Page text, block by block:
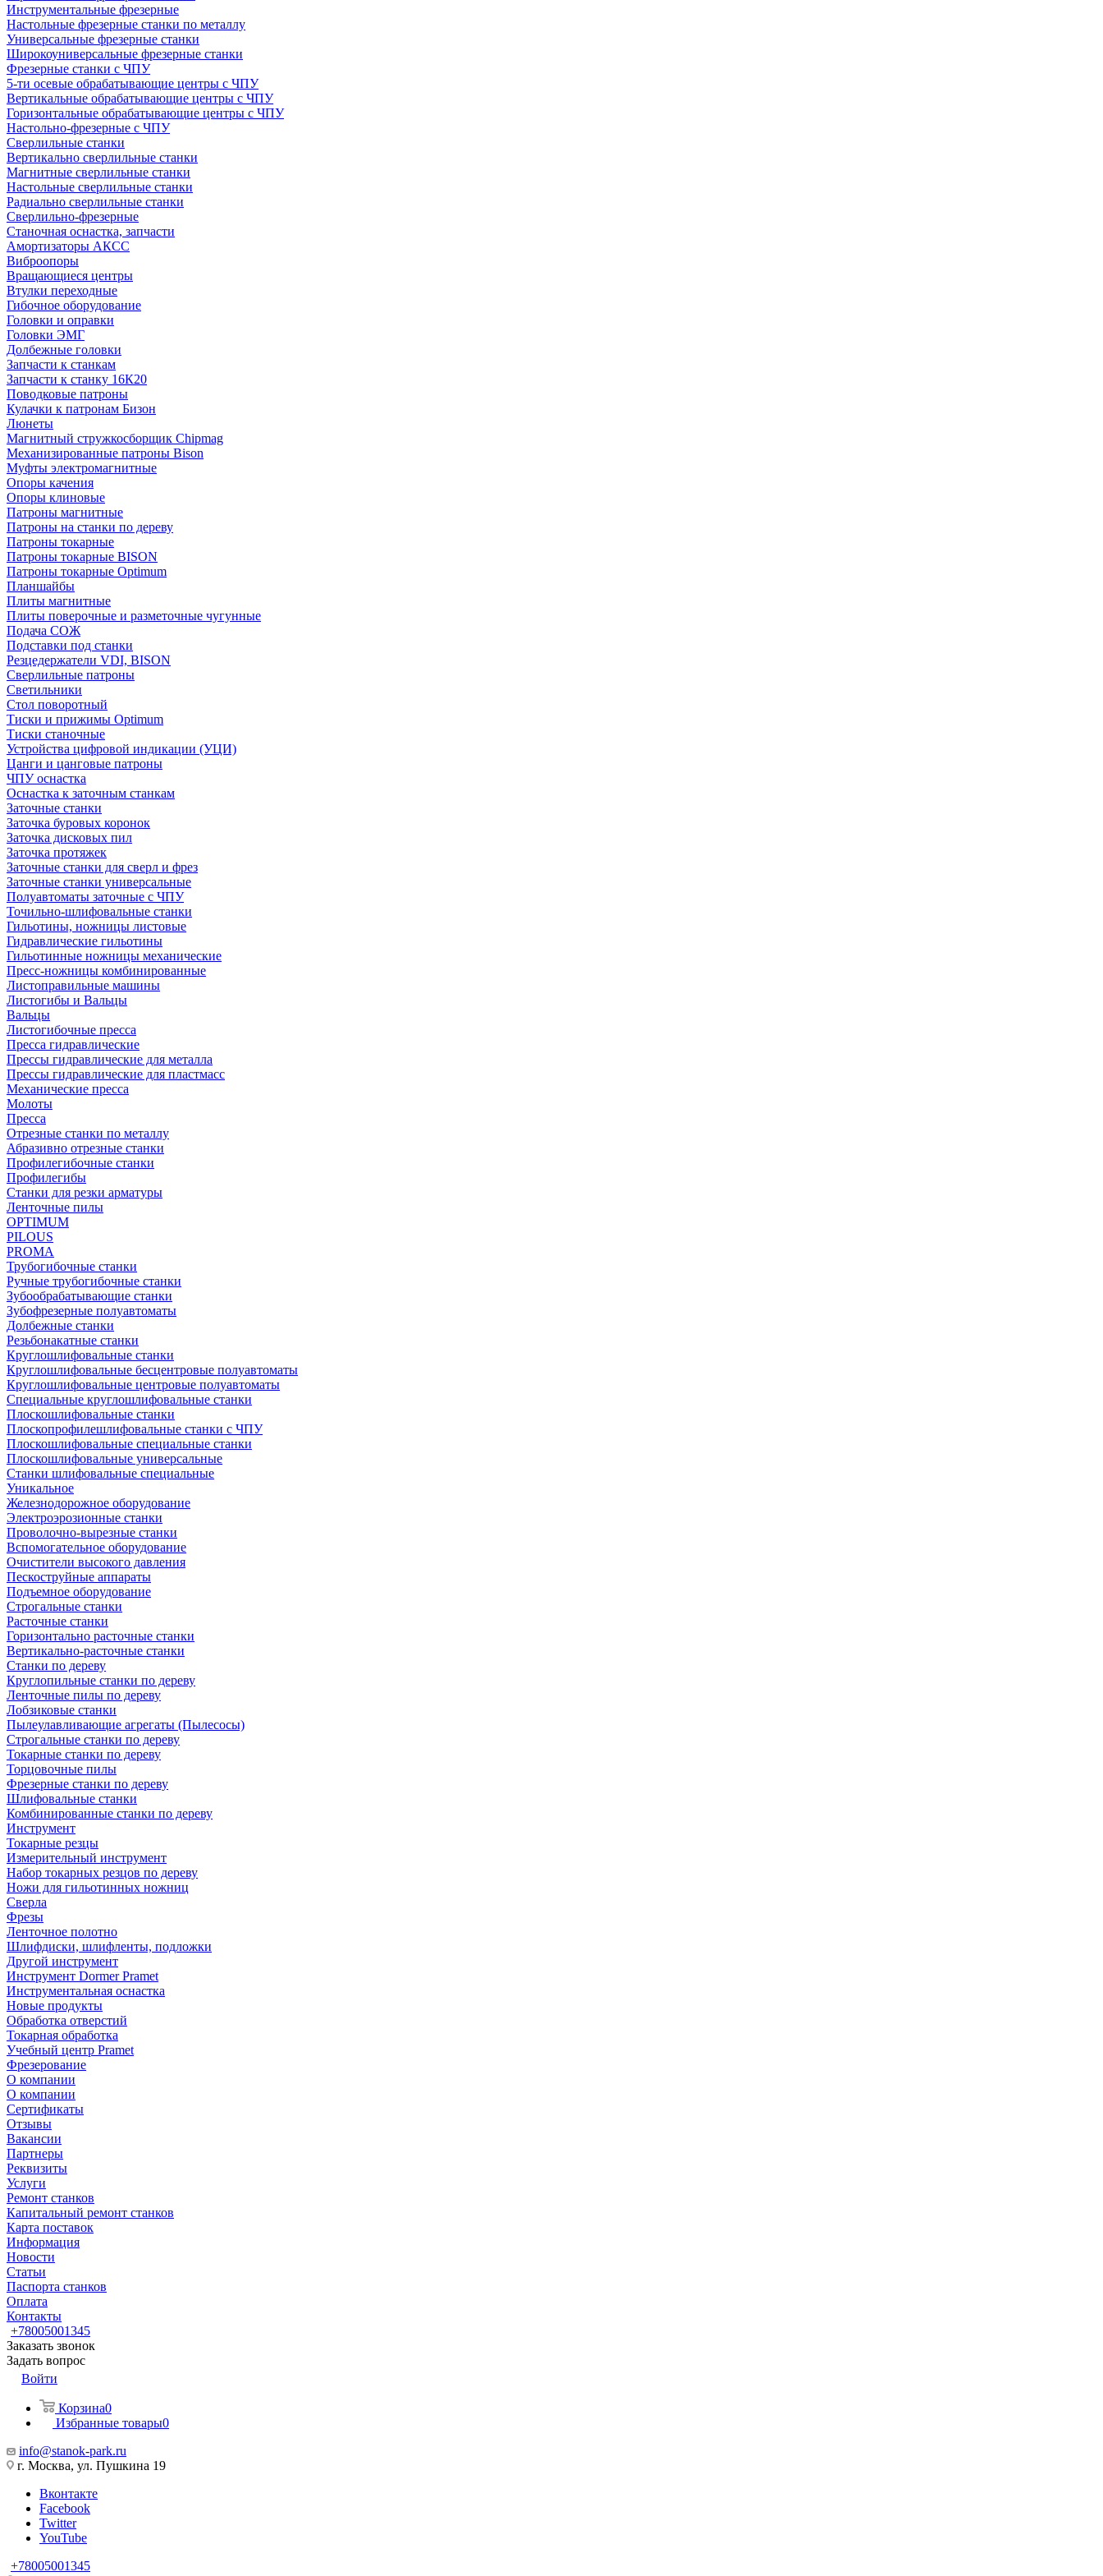
Инструментальные фрезерные
Настольные фрезерные станки по металлу
Универсальные фрезерные станки
Широкоуниверсальные фрезерные станки
Фрезерные станки с ЧПУ
5-ти осевые обрабатывающие центры с ЧПУ
Вертикальные обрабатывающие центры с ЧПУ
Горизонтальные обрабатывающие центры с ЧПУ
Настольно-фрезерные с ЧПУ
Сверлильные станки
Вертикально сверлильные станки
Магнитные сверлильные станки
Настольные сверлильные станки
Радиально сверлильные станки
Сверлильно-фрезерные
Станочная оснастка, запчасти
Амортизаторы АКСС
Виброопоры
Вращающиеся центры
Втулки переходные
Гибочное оборудование
Головки и оправки
Головки ЭМГ
Долбежные головки
Запчасти к станкам
Запчасти к станку 16К20
Поводковые патроны
Кулачки к патронам Бизон
Люнеты
Магнитный стружкосборщик Chipmag
Механизированные патроны Bison
Муфты электромагнитные
Опоры качения
Опоры клиновые
Патроны магнитные
Патроны на станки по дереву
Патроны токарные
Патроны токарные BISON
Патроны токарные Optimum
Планшайбы
Плиты магнитные
Плиты поверочные и разметочные чугунные
Подача СОЖ
Подставки под станки
Резцедержатели VDI, BISON
Сверлильные патроны
Светильники
Стол поворотный
Тиски и прижимы Optimum
Тиски станочные
Устройства цифровой индикации (УЦИ)
Цанги и цанговые патроны
ЧПУ оснастка
Оснастка к заточным станкам
Заточные станки
Заточка буровых коронок
Заточка дисковых пил
Заточка протяжек
Заточные станки для сверл и фрез
Заточные станки универсальные
Полуавтоматы заточные с ЧПУ
Точильно-шлифовальные станки
Гильотины, ножницы листовые
Гидравлические гильотины
Гильотинные ножницы механические
Пресс-ножницы комбинированные
Листоправильные машины
Листогибы и Вальцы
Вальцы
Листогибочные пресса
Пресса гидравлические
Прессы гидравлические для металла
Прессы гидравлические для пластмасс
Механические пресса
Молоты
Пресса
Отрезные станки по металлу
Абразивно отрезные станки
Профилегибочные станки
Профилегибы
Станки для резки арматуры
Ленточные пилы
OPTIMUM
PILOUS
PROMA
Трубогибочные станки
Ручные трубогибочные станки
Зубообрабатывающие станки
Зубофрезерные полуавтоматы
Долбежные станки
Резьбонакатные станки
Круглошлифовальные станки
Круглошлифовальные бесцентровые полуавтоматы
Круглошлифовальные центровые полуавтоматы
Специальные круглошлифовальные станки
Плоскошлифовальные станки
Плоскопрофилешлифовальные станки с ЧПУ
Плоскошлифовальные специальные станки
Плоскошлифовальные универсальные
Станки шлифовальные специальные
Уникальное
Железнодорожное оборудование
Электроэрозионные станки
Проволочно-вырезные станки
Вспомогательное оборудование
Очистители высокого давления
Пескоструйные аппараты
Подъемное оборудование
Строгальные станки
Расточные станки
Горизонтально расточные станки
Вертикально-расточные станки
Станки по дереву
Круглопильные станки по дереву
Ленточные пилы по дереву
Лобзиковые станки
Пылеулавливающие агрегаты (Пылесосы)
Строгальные станки по дереву
Токарные станки по дереву
Торцовочные пилы
Фрезерные станки по дереву
Шлифовальные станки
Комбинированные станки по дереву
Инструмент
Токарные резцы
Измерительный инструмент
Набор токарных резцов по дереву
Ножи для гильотинных ножниц
Сверла
Фрезы
Ленточное полотно
Шлифдиски, шлифленты, подложки
Другой инструмент
Инструмент Dormer Pramet
Инструментальная оснастка
Новые продукты
Обработка отверстий
Токарная обработка
Учебный центр Pramet
Фрезерование
О компании
О компании
Сертификаты
Отзывы
Вакансии
Партнеры
Реквизиты
Услуги
Ремонт станков
Капитальный ремонт станков
Карта поставок
Информация
Новости
Статьи
Паспорта станков
Оплата
Контакты
+78005001345
Заказать звонок
Задать вопрос
Войти
Корзина0
Избранные товары0
info@stanok-park.ru
г. Москва, ул. Пушкина 19
Вконтакте
Facebook
Twitter
YouTube
+78005001345